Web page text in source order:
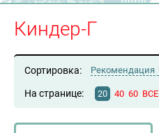
Киндер-Г
Сортировка: Рекомендация
На странице: 20 40 60 ВСЕ